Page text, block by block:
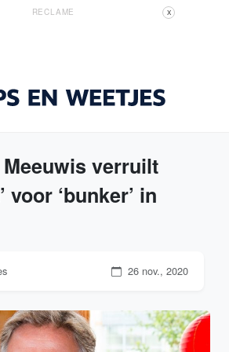
RECLAME X
verruilt
voor ‘bunker’ in
26 nov., 2020